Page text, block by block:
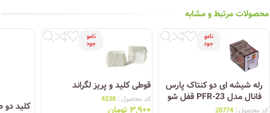
محصولات مرتبط و مشابه
نامو
جود
رله شیشه ای دو کنتاک پارس
فانال مدل PFR-23 قفل شو
کد محصول : 28774
نامو
جود
قوطی کلید و پریز لگراند
کد محصول : 4238
۳,۹۰۰ تومان
کلید دو